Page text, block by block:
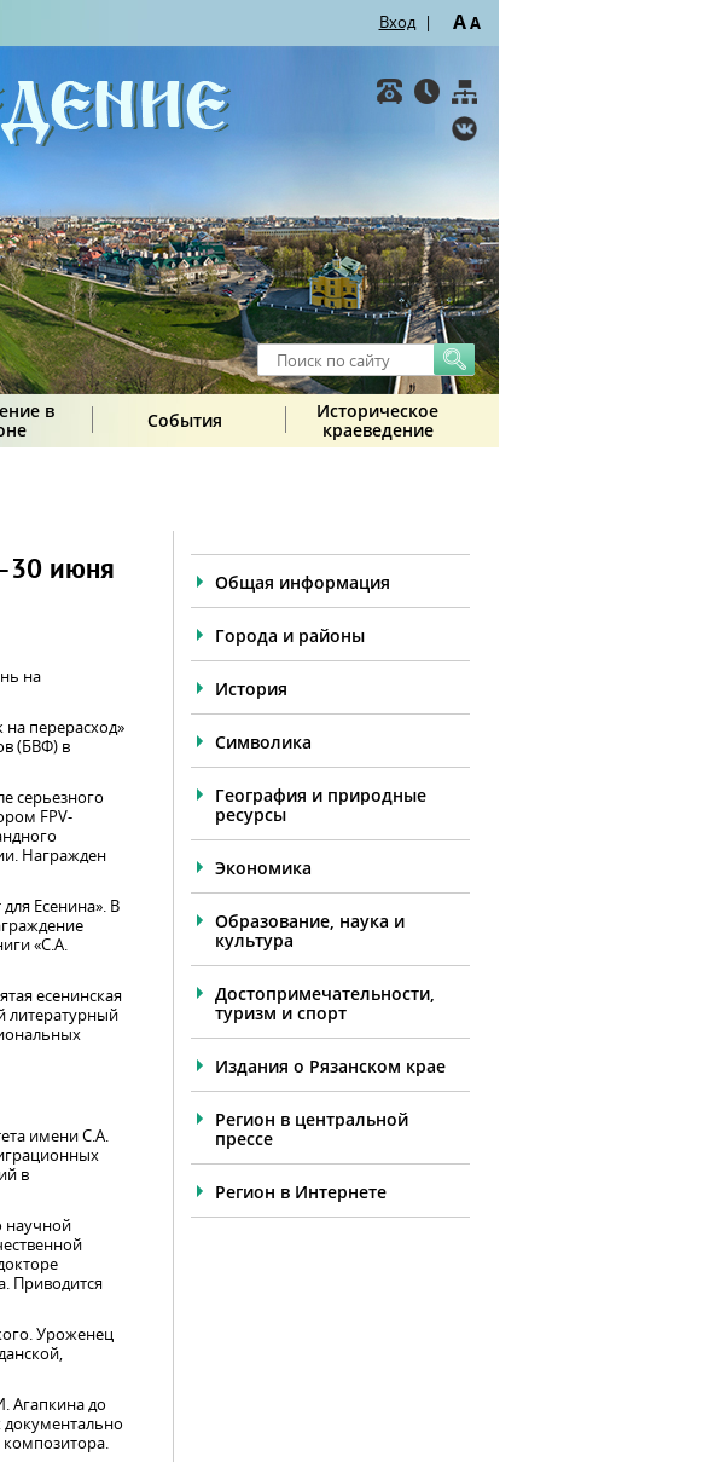
Вход | AA
в
События
Историческое
краеведение
июня
на
перерасход»
(БВФ) в
серьезного
FPV-
Награжден
Есенина». В
«С.А.
есенинская
литературный
имени С.А.
в
научной
Приводится
Уроженец
Агапкина до
документально
Общая информация
Города и районы
История
Символика
География и природные
ресурсы
Экономика
Образование, наука и
культура
Достопримечательности,
туризм и спорт
Издания о Рязанском крае
Регион в центральной
прессе
Регион в Интернете